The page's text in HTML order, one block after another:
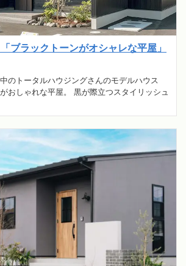
ブラックトーンがオシャレな平屋」
のトータルハウジングさんのモデルハウス
おしゃれな平屋。 黒が際立つスタイリッシュ